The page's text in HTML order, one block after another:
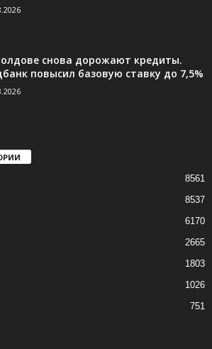
снова дорожают кредиты.
повысил базовую ставку до 7,5%
8561
8537
6170
2665
1803
1026
751